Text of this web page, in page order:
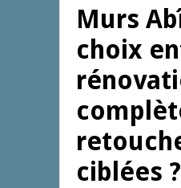
Murs
choix
ciblées ?